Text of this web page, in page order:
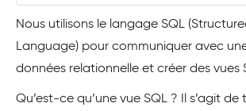
Nous utilisons le langage SQL
Language) pour communiquer avec
données relationnelle et créer des vues
Qu’est-ce qu’une vue SQL ? Il s’agit de